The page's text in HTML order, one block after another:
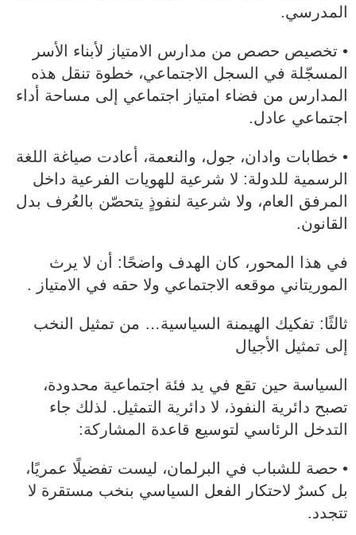
المدرسي.
• تخصيص حصص من مدارس الامتياز لأبناء الأسر
المسجّلة في السجل الاجتماعي، خطوة تنقل هذه
المدارس من فضاء امتياز اجتماعي إلى مساحة أداء
اجتماعي عادل.
• خطابات وادان، جول، والنعمة، أعادت صياغة اللغة
الرسمية للدولة: لا شرعية للهويات الفرعية داخل
المرفق العام، ولا شرعية لنفوذٍ يتحصّن بالعُرف بدل
القانون.
في هذا المحور، كان الهدف واضحًا: أن لا يرث
الموريتاني موقعه الاجتماعي ولا حقه في الامتياز .
ثالثًا: تفكيك الهيمنة السياسية… من تمثيل النخب
إلى تمثيل الأجيال
السياسة حين تقع في يد فئة اجتماعية محدودة،
تصبح دائرية النفوذ، لا دائرية التمثيل. لذلك جاء
التدخل الرئاسي لتوسيع قاعدة المشاركة:
• حصة للشباب في البرلمان، ليست تفضيلًا عمريًا،
بل كسرٌ لاحتكار الفعل السياسي بنخب مستقرة لا
تتجدد.